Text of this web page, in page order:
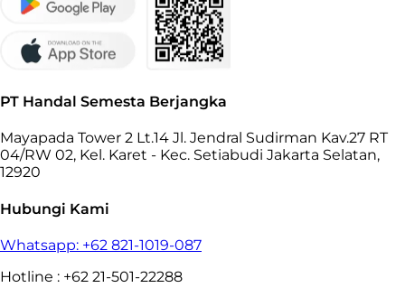
PT Handal Semesta Berjangka
Mayapada Tower 2 Lt.14 Jl. Jendral Sudirman Kav.27 RT
04/RW 02, Kel. Karet - Kec. Setiabudi Jakarta Selatan,
12920
Hubungi Kami
Whatsapp: +62 821-1019-087
Hotline : +62 21-501-22288